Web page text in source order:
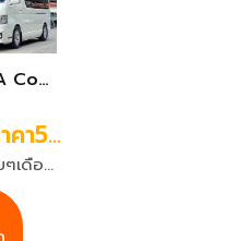
TOYOTA Commuter 2.5GL รถตู้ VIP เกียร์ธรรมดา M/T ปี2014 สีขาว
พิเศษราคา559,999 บาท
ผ่อนสบายๆเดือนละ 11,293 บาท 72 งวด